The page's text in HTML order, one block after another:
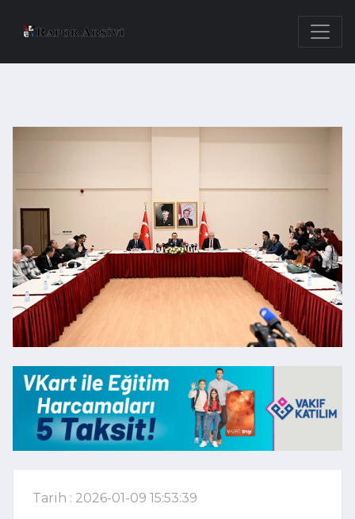
Tarih : 2026-01-09 15:53:39